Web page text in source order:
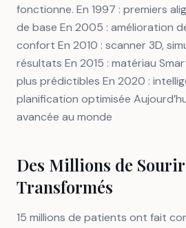
fonctionne. En 1997 : premiers
de base En 2005 : amélioration
confort En 2010 : scanner 3D,
résultats En 2015 : matériau
plus prédictibles En 2020 :
planification optimisée
avancée au monde
Des Millions de
Transformés
15 millions de patients ont fait